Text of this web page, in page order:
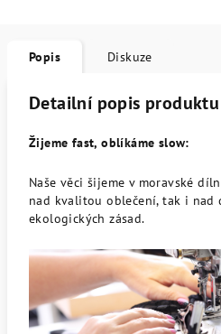
Popis Diskuze
Detailní popis produktu
Žijeme fast, oblíkáme slow:
Naše věci šijeme v moravské
nad kvalitou oblečení, tak i nad
ekologických zásad.